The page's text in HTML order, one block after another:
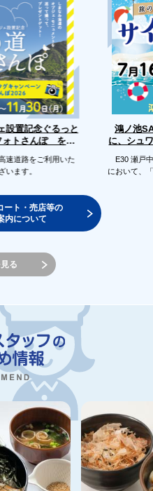
設置記念ぐるっと
ォトさんぽ を開
速道路をご利用いた
ざいます。
鴻ノ池
に、シュ
E30 瀬戸中
において、
ート・売店等の
内について
る